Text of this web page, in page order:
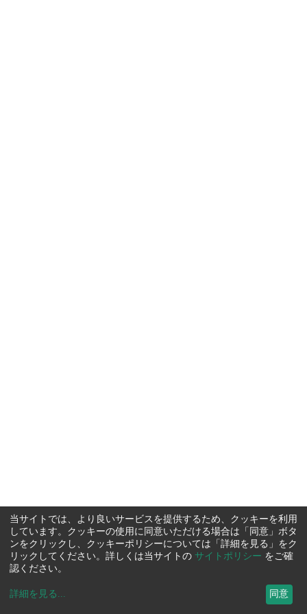
当サイトでは、より良いサービスを提供するため、クッキーを利用
しています。クッキーの使用に同意いただける場合は「同意」ボタ
ンをクリックし、クッキーポリシーについては「詳細を見る」をク
リックしてください。詳しくは当サイトの サイトポリシー をご確
認ください。
詳細を見る ... 同意